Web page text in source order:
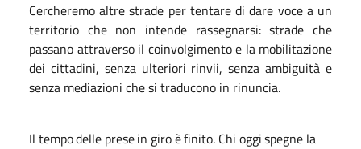
Cercheremo altre strade per tentare di dare voce a un
territorio che non intende rassegnarsi: strade che
passano attraverso il coinvolgimento e la mobilitazione
dei cittadini, senza ulteriori rinvii, senza ambiguità e
senza mediazioni che si traducono in rinuncia.
Il tempodelle presein giroèfinito. Chi oggispegne la